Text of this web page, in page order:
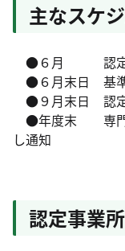
主なスケ
●６月 認定申
●６月末日 基準
●９月末日 認
●年度末 専門
し通知
認定事業